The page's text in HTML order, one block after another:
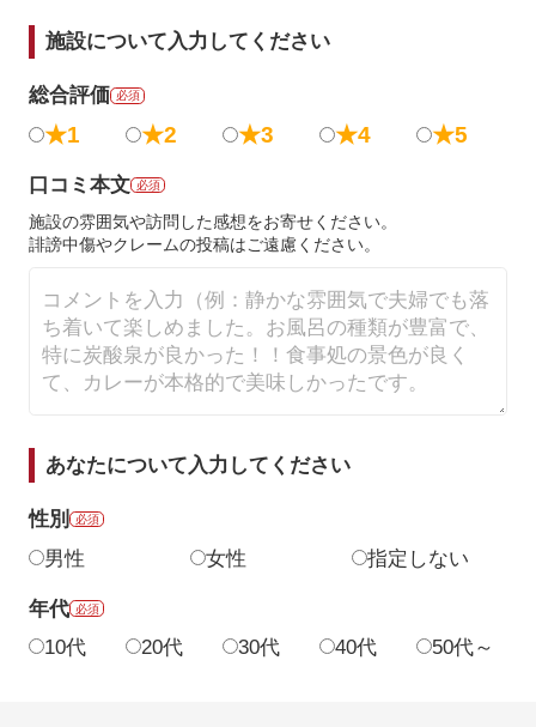
施設について入力してください
総合評価 必須
★1 ★2 ★3 ★4 ★5
口コミ本文 必須
施設の雰囲気や訪問した感想をお寄せください。
誹謗中傷やクレームの投稿はご遠慮ください。
あなたについて入力してください
性別 必須
男性 女性 指定しない
年代 必須
10代 20代 30代 40代 50代～